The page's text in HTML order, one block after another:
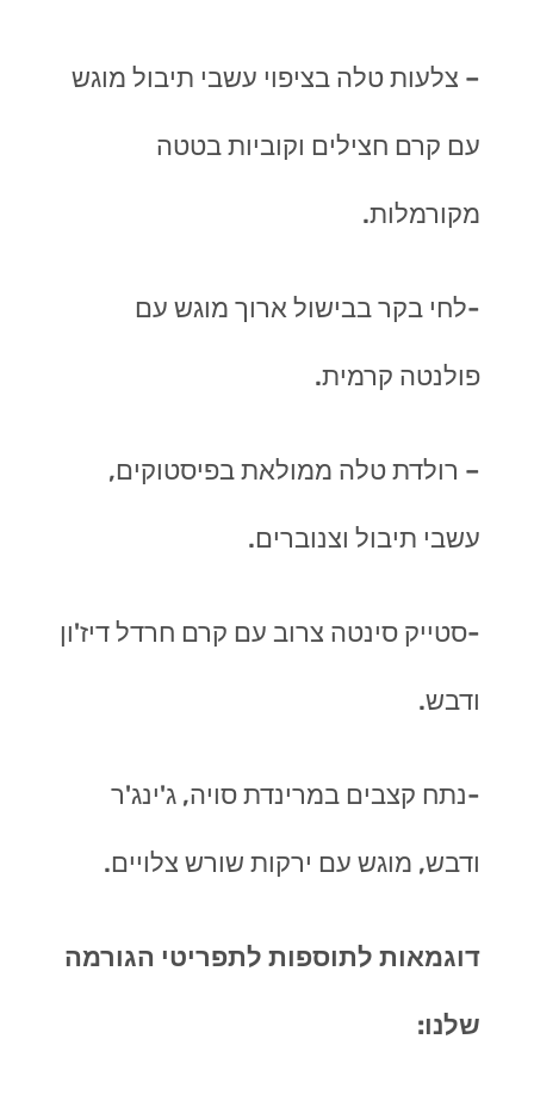
– צלעות טלה בציפוי עשבי תיבול מוגש
עם קרם חצילים וקוביות בטטה
מקורמלות.
-לחי בקר בבישול ארוך מוגש עם
פולנטה קרמית.
– רולדת טלה ממולאת בפיסטוקים,
עשבי תיבול וצנוברים.
-סטייק סינטה צרוב עם קרם חרדל דיז'ון
ודבש.
-נתח קצבים במרינדת סויה, ג'ינג'ר
ודבש, מוגש עם ירקות שורש צלויים.
דוגמאות לתוספות לתפריטי הגורמה
שלנו: